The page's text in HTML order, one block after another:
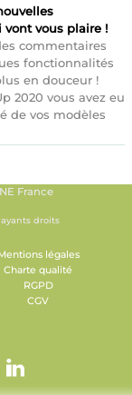
vous plaire !
commentaires
fonctionnalités
en douceur !
2020 vous avez eu
de vos modèles
France
droits
légales
Charte qualité
RGPD
CGV